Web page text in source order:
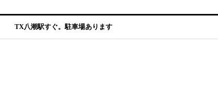
TX八潮駅すぐ。駐車場あります